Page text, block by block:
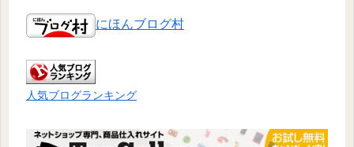
にほんブログ村
人気ブログランキング